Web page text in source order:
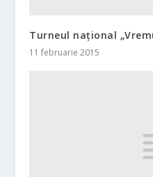
Turneul național
11 februarie 2015